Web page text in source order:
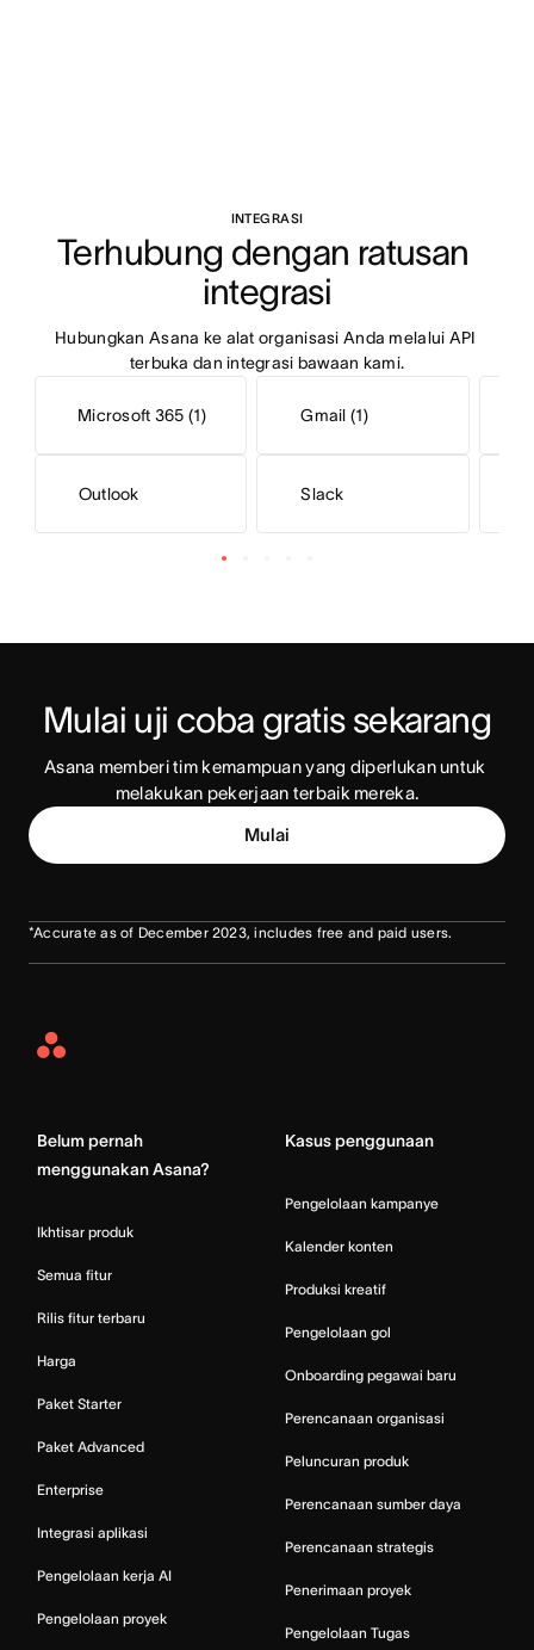
INTEGRASI
Terhubung dengan ratusan
integrasi
Hubungkan Asana ke alat organisasi Anda melalui API
terbuka dan integrasi bawaan kami.
Microsoft 365 (1)
Outlook
Gmail (1)
Slack
Mulai uji coba gratis sekarang
Asana memberi tim kemampuan yang diperlukan untuk
melakukan pekerjaan terbaik mereka.
Mulai
*Accurate as of December 2023, includes free and paid users.
Asana
Belum pernah
menggunakan Asana?
Ikhtisar produk
Semua fitur
Rilis fitur terbaru
Harga
Paket Starter
Paket Advanced
Enterprise
Integrasi aplikasi
Pengelolaan kerja AI
Pengelolaan proyek
Kasus penggunaan
Pengelolaan kampanye
Kalender konten
Produksi kreatif
Pengelolaan gol
Onboarding pegawai baru
Perencanaan organisasi
Peluncuran produk
Perencanaan sumber daya
Perencanaan strategis
Penerimaan proyek
Pengelolaan Tugas